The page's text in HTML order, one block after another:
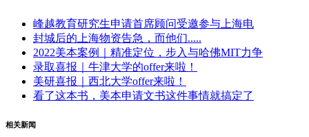
峰越教育研究生申请首席顾问受邀参与上海电
封城后的上海物资告急，而他们.....
2022美本案例｜精准定位，步入与哈佛MIT力争
录取喜报｜牛津大学的offer来啦！
美研喜报｜西北大学offer来啦！
看了这本书，美本申请文书这件事情就搞定了
相关新闻